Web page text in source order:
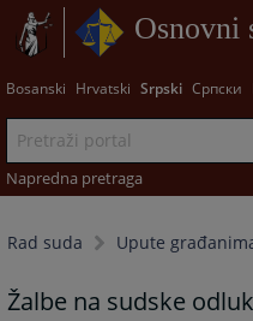
Osnovni
Bosanski Hrvatski Srpski Српски
Napredna pretraga
Rad suda Upute
Žalbe na sudske